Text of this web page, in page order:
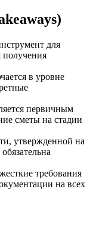
для
получения
в уровне
первичным
сметы на стадии
утвержденной на
требования
на всех